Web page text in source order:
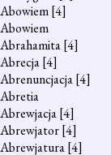
Abowiem[4]
Abowiem
Abrahamita[4]
Abrecja[4]
Abrenuncjacja[4]
Abretia
Abrewjacja[4]
Abrewjator[4]
Abrewjatura[4]